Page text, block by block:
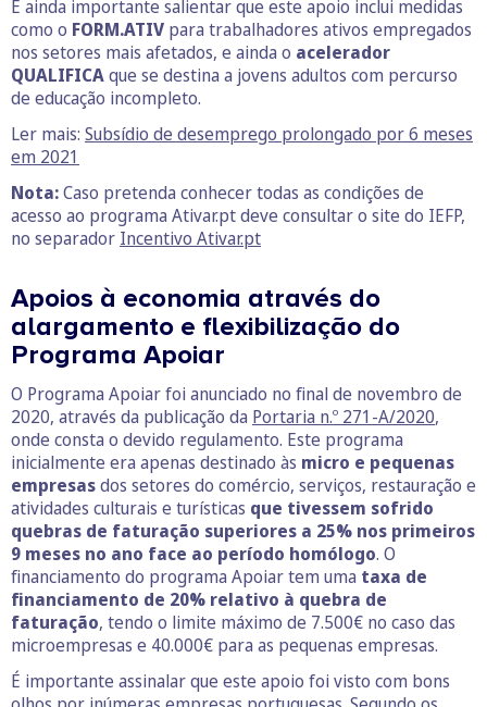
É ainda importante salientar que este apoio inclui medidas
como o FORM.ATIV para trabalhadores ativos empregados
nos setores mais afetados, e ainda o acelerador
QUALIFICAque se destina a jovens adultos com percurso
de educação incompleto.
Ler mais: Subsídio de desemprego prolongado por 6 meses
em 2021
Nota:Caso pretenda conhecer todas as condições de
acesso ao programa Ativar.pt deve consultar o site do IEFP,
no separador Incentivo Ativar.pt
Apoios à economia através do
alargamento e flexibilização do
Programa Apoiar
O Programa Apoiar foi anunciado no final de novembro de
2020, através da publicação da Portaria n.º 271-A/2020,
onde consta o devido regulamento. Este programa
inicialmente era apenas destinado às micro e pequenas
empresasdos setores do comércio, serviços, restauração e
atividades culturais e turísticas que tivessem sofrido
quebras de faturação superiores a 25% nos primeiros
9 meses no ano face ao período homólogo. O
financiamento do programa Apoiar tem uma taxa de
financiamento de 20% relativo à quebra de
faturação, tendo o limite máximo de 7.500€ no caso das
microempresas e 40.000€ para as pequenas empresas.
É importante assinalar que este apoio foi visto com bons